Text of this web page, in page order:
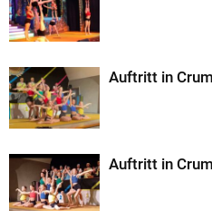
Auftritt in
Auftritt in